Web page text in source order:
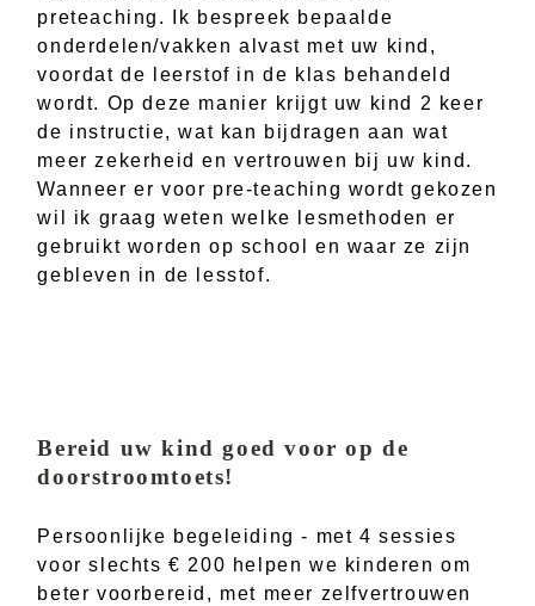
preteaching. Ik bespreek bepaalde
onderdelen/vakken alvast met uw kind,
voordat de leerstof in de klas behandeld
wordt. Op deze manier krijgt uw kind 2 keer
de instructie, wat kan bijdragen aan wat
meer zekerheid en vertrouwen bij uw kind.
Wanneer er voor pre-teaching wordt gekozen
wil ik graag weten welke lesmethoden er
gebruikt worden op school en waar ze zijn
gebleven in de lesstof.
Bereid uw kind goed voor op de
doorstroomtoets!
Persoonlijke begeleiding - met 4 sessies
voor slechts € 200 helpen we kinderen om
beter voorbereid, met meer zelfvertrouwen